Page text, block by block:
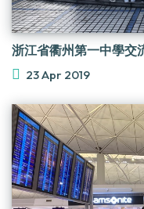
浙江省衢州第一中學交
23 Apr 2019